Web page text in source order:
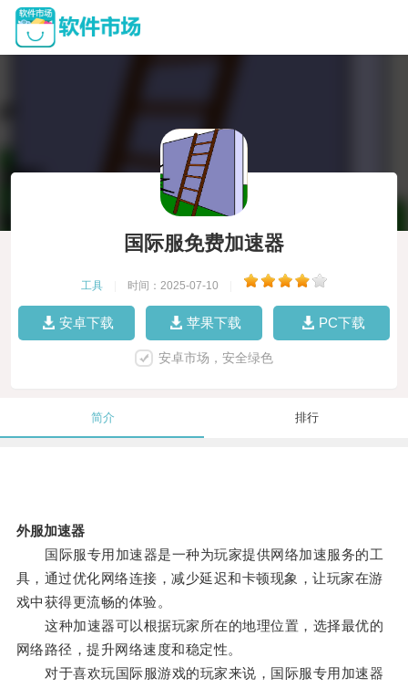
国际服免费加速器
工具 时间：2025-07-10
安卓下载 苹果下载 PC下载
安卓市场，安全绿色
简介 排行
外服加速器
国际服专用加速器是一种为玩家提供网络加速服务的工
具，通过优化网络连接，减少延迟和卡顿现象，让玩家在游
戏中获得更流畅的体验。
这种加速器可以根据玩家所在的地理位置，选择最优的
网络路径，提升网络速度和稳定性。
对于喜欢玩国际服游戏的玩家来说，国际服专用加速器